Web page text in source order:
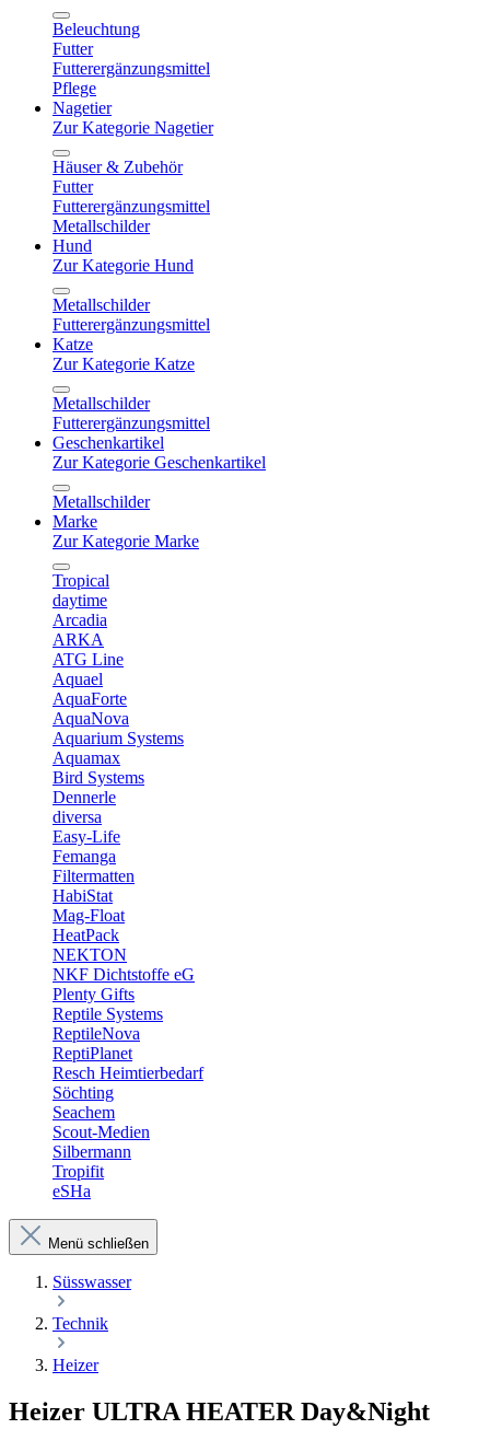
Beleuchtung
Futter
Futterergänzungsmittel
Pflege
Nagetier
Zur Kategorie Nagetier
Häuser & Zubehör
Futter
Futterergänzungsmittel
Metallschilder
Hund
Zur Kategorie Hund
Metallschilder
Futterergänzungsmittel
Katze
Zur Kategorie Katze
Metallschilder
Futterergänzungsmittel
Geschenkartikel
Zur Kategorie Geschenkartikel
Metallschilder
Marke
Zur Kategorie Marke
Tropical
daytime
Arcadia
ARKA
ATG Line
Aquael
AquaForte
AquaNova
Aquarium Systems
Aquamax
Bird Systems
Dennerle
diversa
Easy-Life
Femanga
Filtermatten
HabiStat
Mag-Float
HeatPack
NEKTON
NKF Dichtstoffe eG
Plenty Gifts
Reptile Systems
ReptileNova
ReptiPlanet
Resch Heimtierbedarf
Söchting
Seachem
Scout-Medien
Silbermann
Tropifit
eSHa
Menü schließen
Süsswasser
Technik
Heizer
Heizer ULTRA HEATER Day&Night